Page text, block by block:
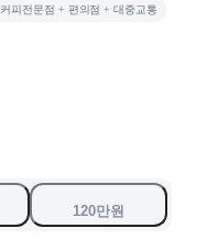
커피전문점 + 편의점 + 대중교통
120만원